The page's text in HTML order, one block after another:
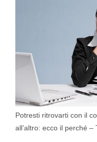
Potresti ritrovarti con il
all’altro: ecco il perché